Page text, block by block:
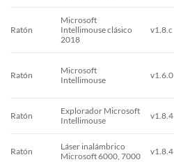
Ratón
Microsoft
Intellimouse clásico
2018
v1.8.c
Ratón
Microsoft
Intellimouse
v1.6.0
Ratón
Explorador Microsoft
Intellimouse
v1.8.4
Ratón
Láser inalámbrico
Microsoft 6000, 7000
v1.8.4